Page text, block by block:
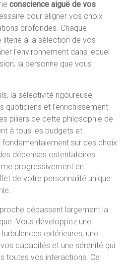
conscience aiguë de vos
pour aligner vos choix
profondes. Chaque
à la sélection de vos
l’environnement dans lequel
la personne que vous
la sélectivité rigoureuse,
quotidiens et l’enrichissement
piliers de cette philosophie de
à tous les budgets et
sur des choix
dépenses ostentatoires.
progressivement en
de votre personnalité unique
dépassent largement la
Vous développez une
extérieures, une
capacités et une sérénité qui
toutes vos interactions. Ce